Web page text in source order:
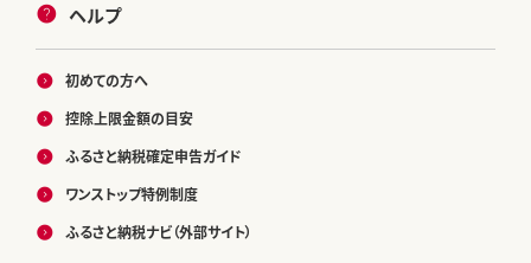
ヘルプ
初めての方へ
控除上限金額の目安
ふるさと納税確定申告ガイド
ワンストップ特例制度
ふるさと納税ナビ（外部サイト）